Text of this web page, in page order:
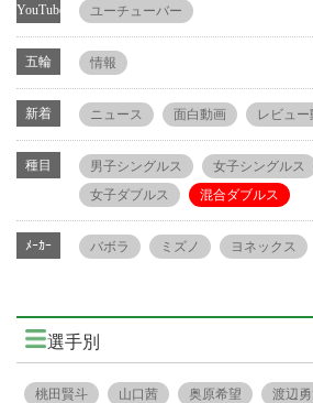
YouTube ユーチューバー
五輪 情報
新着 ニュース 面白動画 レビュ
種目 男子シングルス 女子シングルス
女子ダブルス
混合ダブルス
ﾒｰｶｰ バボラ ミズノ ヨネックス
選手別
桃田賢斗 山口茜 奥原希望 渡辺